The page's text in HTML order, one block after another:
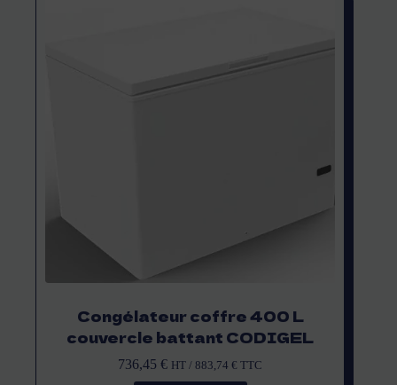
Congélateur coffre 400 L
couvercle battant CODIGEL
736,45€ HT /883,74€ TTC